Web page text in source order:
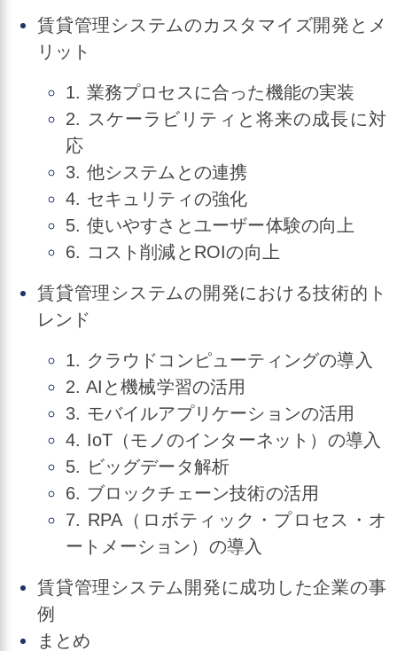
賃貸管理システムのカスタマイズ開発とメ
リット
1. 業務プロセスに合った機能の実装
2. スケーラビリティと将来の成長に対
応
3. 他システムとの連携
4. セキュリティの強化
5. 使いやすさとユーザー体験の向上
6. コスト削減とROIの向上
賃貸管理システムの開発における技術的ト
レンド
1. クラウドコンピューティングの導入
2. AIと機械学習の活用
3. モバイルアプリケーションの活用
4. IoT（モノのインターネット）の導入
5. ビッグデータ解析
6. ブロックチェーン技術の活用
7. RPA（ロボティック・プロセス・オ
ートメーション）の導入
賃貸管理システム開発に成功した企業の事
例
まとめ